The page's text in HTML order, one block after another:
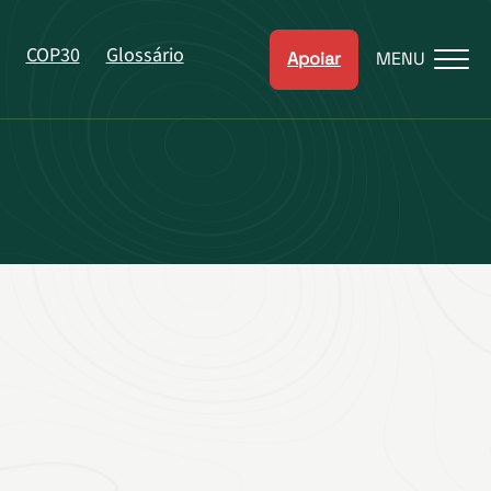
COP30 Glossário Apoiar MENU